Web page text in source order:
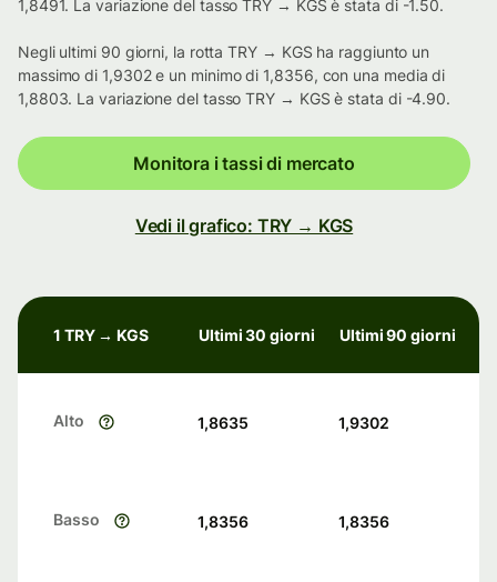
1,8491. La variazione del tasso TRY → KGS è stata di -1.50.
Negli ultimi 90 giorni, la rotta TRY → KGS ha raggiunto un
massimo di 1,9302 e un minimo di 1,8356, con una media di
1,8803. La variazione del tasso TRY → KGS è stata di -4.90.
Monitora i tassi di mercato
Vedi il grafico: TRY → KGS
1 TRY → KGS Ultimi 30 giorni Ultimi 90 giorni
Alto 1,8635 1,9302
Basso 1,8356 1,8356